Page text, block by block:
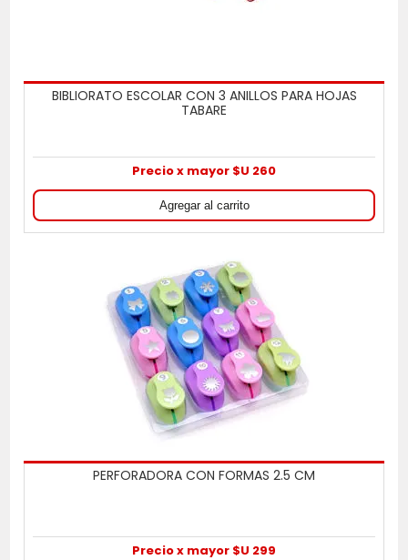
BIBLIORATO ESCOLAR CON 3 ANILLOS PARA HOJAS
TABARE
Precio x mayor $U 260
PERFORADORA CON FORMAS 2.5 CM
Precio x mayor $U 299